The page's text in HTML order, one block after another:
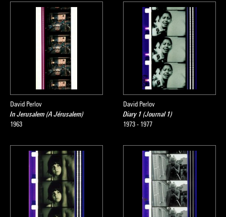
David Perlov
In Jerusalem (A Jérusalem)
1963
David Perlov
Diary 1 (Journal 1)
1973 - 1977